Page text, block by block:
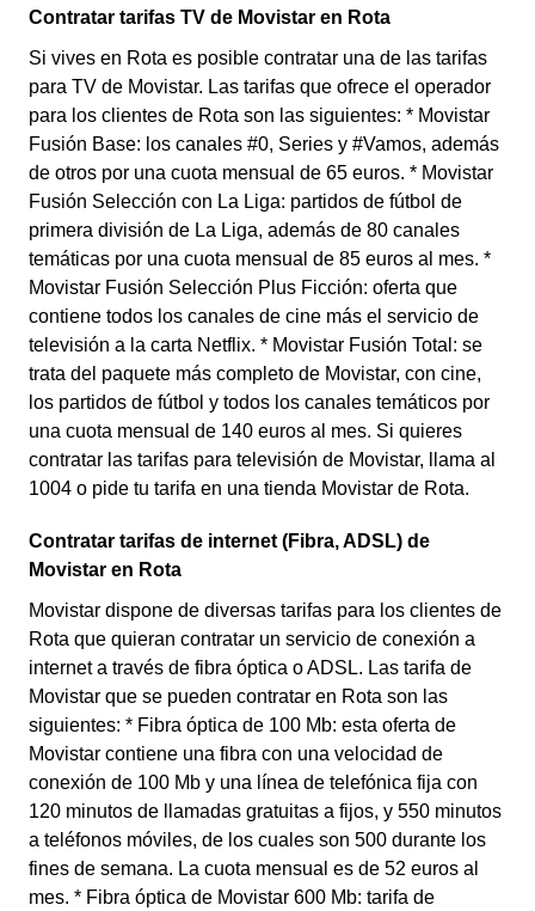
Contratar tarifas TV de Movistar en Rota
Si vives en Rota es posible contratar una de las tarifas
para TV de Movistar. Las tarifas que ofrece el operador
para los clientes de Rota son las siguientes: * Movistar
Fusión Base: los canales #0, Series y #Vamos, además
de otros por una cuota mensual de 65 euros. * Movistar
Fusión Selección con La Liga: partidos de fútbol de
primera división de La Liga, además de 80 canales
temáticas por una cuota mensual de 85 euros al mes. *
Movistar Fusión Selección Plus Ficción: oferta que
contiene todos los canales de cine más el servicio de
televisión a la carta Netflix. * Movistar Fusión Total: se
trata del paquete más completo de Movistar, con cine,
los partidos de fútbol y todos los canales temáticos por
una cuota mensual de 140 euros al mes. Si quieres
contratar las tarifas para televisión de Movistar, llama al
1004 o pide tu tarifa en una tienda Movistar de Rota.
Contratar tarifas de internet (Fibra, ADSL) de
Movistar en Rota
Movistar dispone de diversas tarifas para los clientes de
Rota que quieran contratar un servicio de conexión a
internet a través de fibra óptica o ADSL. Las tarifa de
Movistar que se pueden contratar en Rota son las
siguientes: * Fibra óptica de 100 Mb: esta oferta de
Movistar contiene una fibra con una velocidad de
conexión de 100 Mb y una línea de telefónica fija con
120 minutos de llamadas gratuitas a fijos, y 550 minutos
a teléfonos móviles, de los cuales son 500 durante los
fines de semana. La cuota mensual es de 52 euros al
mes. * Fibra óptica de Movistar 600 Mb: tarifa de